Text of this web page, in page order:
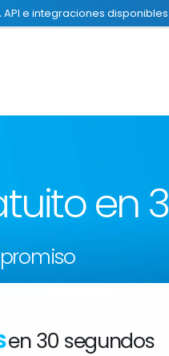
API e integraciones disponibles.
en
en 30 segundos